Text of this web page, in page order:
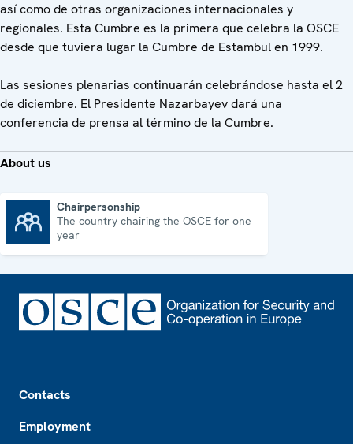
así como de otras organizaciones internacionales y
regionales. Esta Cumbre es la primera que celebra la OSCE
desde que tuviera lugar la Cumbre de Estambul en 1999.
Las sesiones plenarias continuarán celebrándose hasta el 2
de diciembre. El Presidente Nazarbayev dará una
conferencia de prensa al término de la Cumbre.
About us
Chairpersonship
The country chairing the OSCE for one
year
Contacts
Employment